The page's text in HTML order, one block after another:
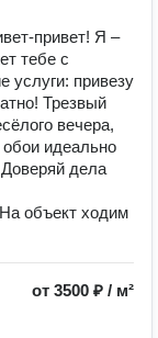
привет! Я –
тебе с
услуги: привезу
Трезвый
вечера,
идеально
дела
объект ходим
от 3500 ₽ / м²